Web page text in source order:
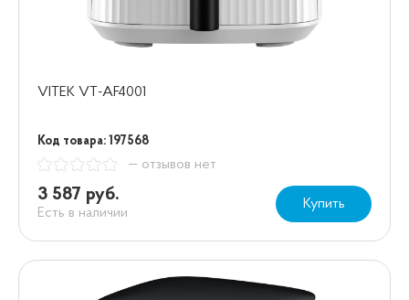
VITEK VT-AF4001
Код товара: 197568
— отзывов нет
3 587 руб.
Есть в наличии
Купить